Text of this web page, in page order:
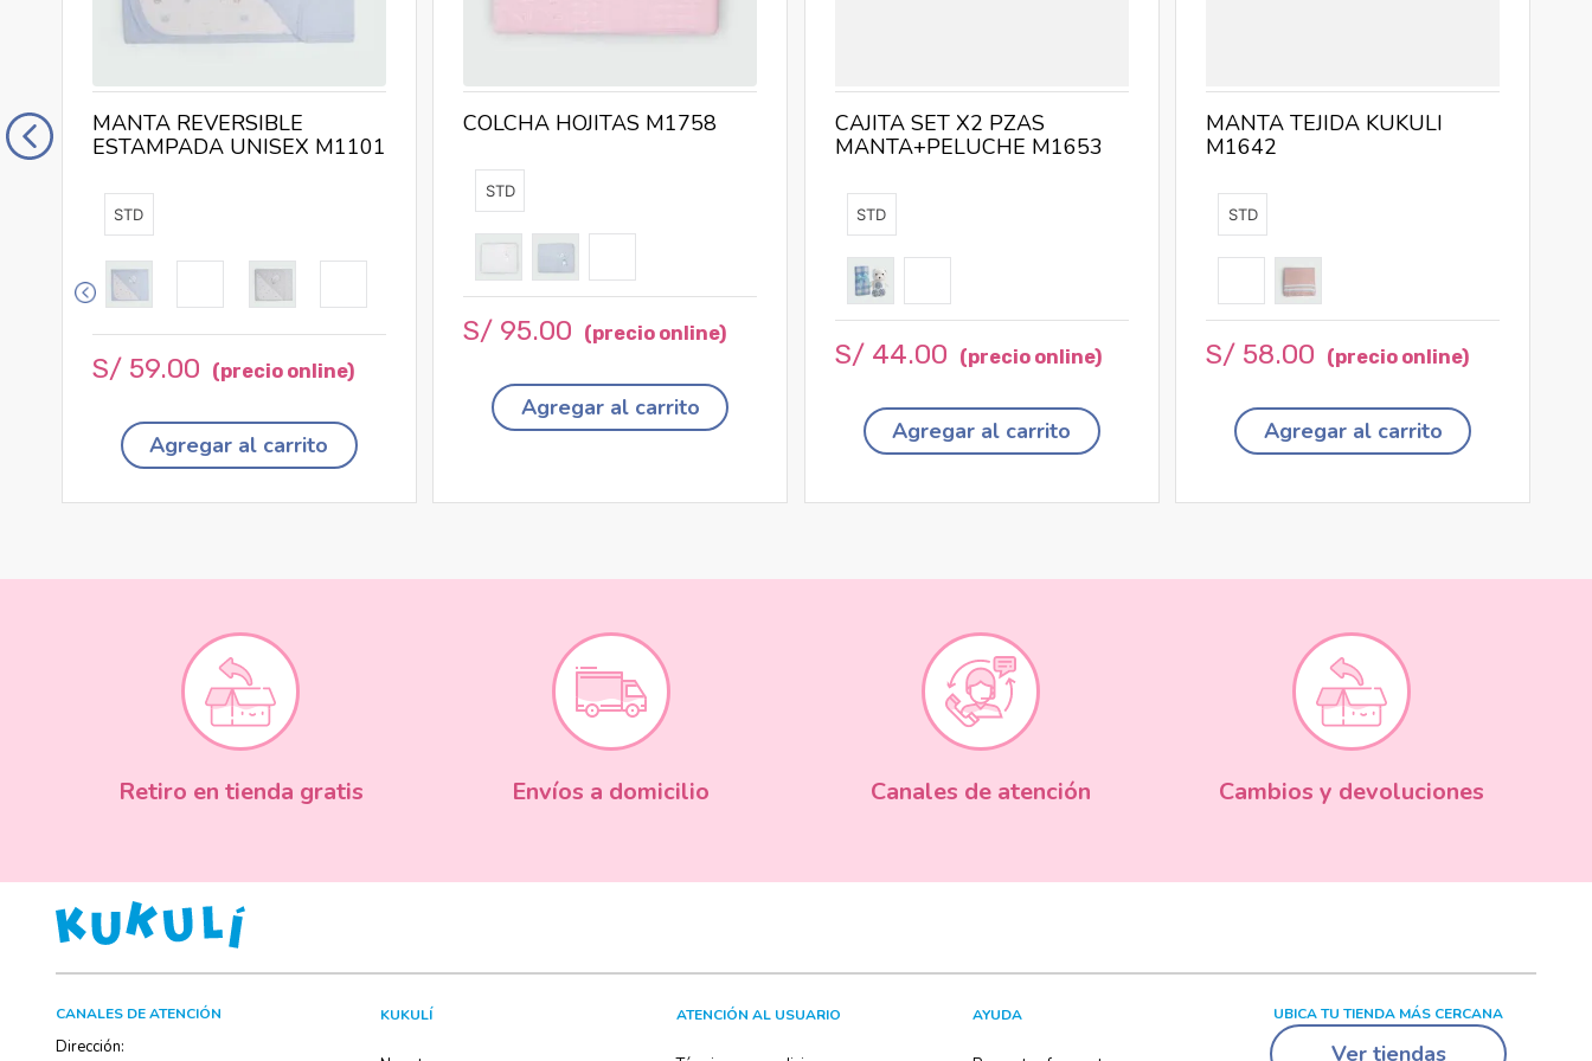
STD
MANTA REVERSIBLE
ESTAMPADA UNISEX M1101
S/ 59.00
Agregar al carrito
STD
COLCHA HOJITAS M1758
S/ 95.00
Agregar al carrito
STD
CAJITA SET X2 PZAS
MANTA+PELUCHE M1653
S/ 44.00
Agregar al carrito
STD
MANTA TEJIDA KUKULI
M1642
S/ 58.00
Agregar al carrito
Retiro en tienda gratis Envíos a domicilio Canales de atención Cambios y devoluciones
CANALES DE ATENCIÓN
Dirección:
KUKULÍ ATENCIÓN AL USUARIO AYUDA UBICA TU TIENDA MÁS CERCANA
Ver tiendas